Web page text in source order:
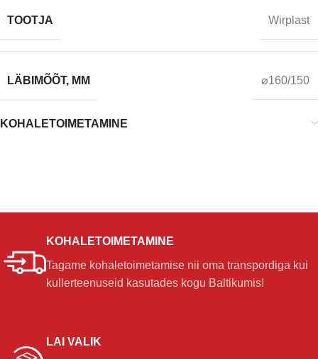
TOOTJA Wirplast
LÄBIMÕÕT, MM ⌀160/150
KOHALETOIMETAMINE
KOHALETOIMETAMINE
Tagame kohaletoimetamise nii oma transpordiga kui
kullerteenuseid kasutades kogu Baltikumis!
LAI VALIK